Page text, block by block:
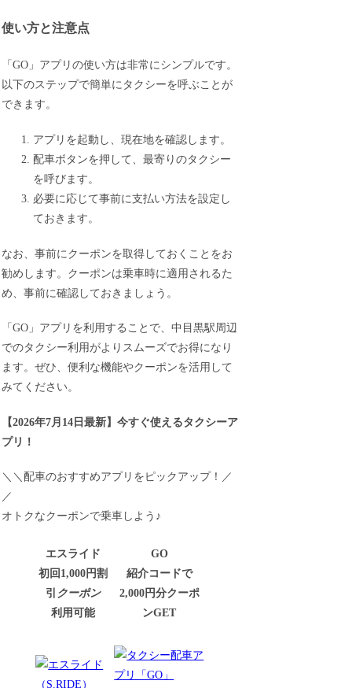
使い方と注意点
「GO」アプリの使い方は非常にシンプルです。
以下のステップで簡単にタクシーを呼ぶことが
できます。
アプリを起動し、現在地を確認します。
配車ボタンを押して、最寄りのタクシー
を呼びます。
必要に応じて事前に支払い方法を設定し
ておきます。
なお、事前にクーポンを取得しておくことをお
勧めします。クーポンは乗車時に適用されるた
め、事前に確認しておきましょう。
「GO」アプリを利用することで、中目黒駅周辺
でのタクシー利用がよりスムーズでお得になり
ます。ぜひ、便利な機能やクーポンを活用して
みてください。
【2026年7月14日最新 】今すぐ使えるタクシーア
プリ！
＼＼配車のおすすめアプリをピックアップ！／
／
オトクなクーポンで乗車しよう♪
エスライド
初回1,000円割
引 クーポン
利用可能
GO
紹介コードで
2,000円分クーポ
ンGET